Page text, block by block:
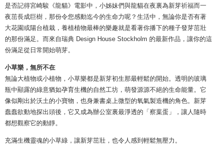
是否記得宮崎駿《龍貓》電影中，小姊妹們與龍貓在夜裏為新芽祈福而一
夜茁長成巨樹，那份令您感動迄今的生命力呢？生活中，無論你是否有著
大花園或陽台植栽，養植植物最棒的樂趣就是看著你播下的種子發芽茁壯
的那份滿足。而來自瑞典 Design House Stockholm 的最新作品，讓你的這
份滿足從日常開始萌芽。
小草樂，無所不在
無論大植物或小植物，小草樂都是新芽初生那最輕鬆的開始。透明的玻璃
瓶中顯露的綠意猶如孕育生機的自然工坊，萌發源源不絕的生命能量。它
像似剛出於沃土的小寶物，也身兼書桌上微型的氧氣製造機的角色。新芽
蠢蠢欲動地探出頭後，它又成為辦公室裏最淨透的「察葉蛋」，讓人隨時
都想觀察它的動靜。
充滿生機靈魂的小草綠，讓新芽茁壯，也令人感到輕鬆無壓力。